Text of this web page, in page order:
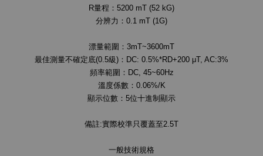
R量程：5200 mT (52 kG)
分辨力：0.1 mT (1G)
漂量範圍：3mT~3600mT
最佳測量不確定底(0.5級)：DC: 0.5%*RD+200 μT, AC:3%
頻率範圍：DC, 45~60Hz
溫度係數：0.06%/K
顯示位數：5位十進制顯示
備註:實際校準只覆蓋至2.5T
一般技術規格